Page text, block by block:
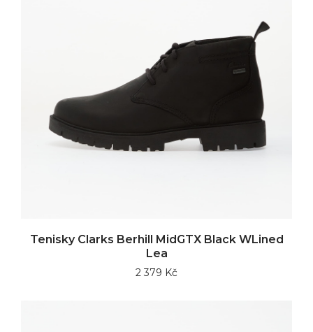
Tenisky Clarks Berhill MidGTX Black WLined
Lea
2 379 Kč